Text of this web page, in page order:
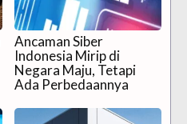
Ancaman Siber
Indonesia Mirip di
Negara Maju, Tetapi
Ada Perbedaannya